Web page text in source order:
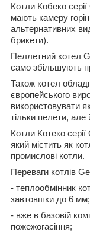
Котли Кобеко
мають камеру
альтернативних
брикети).
Пеллетний котел
само збільшують
Також котел
європейського
використовувати
тільки пелети, але
Котли Котеко
який містить як
промислові котли.
Переваги котлів
- теплообмінник
завтовшки до 6 мм;
- вже в базовій
пожежогасіння;